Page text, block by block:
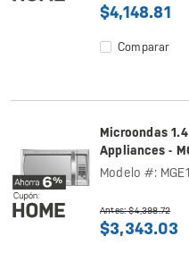
$4,148.81
Comparar
Microondas
Appliances -
Modelo #:
Antes: $4,398.72
$3,343.03